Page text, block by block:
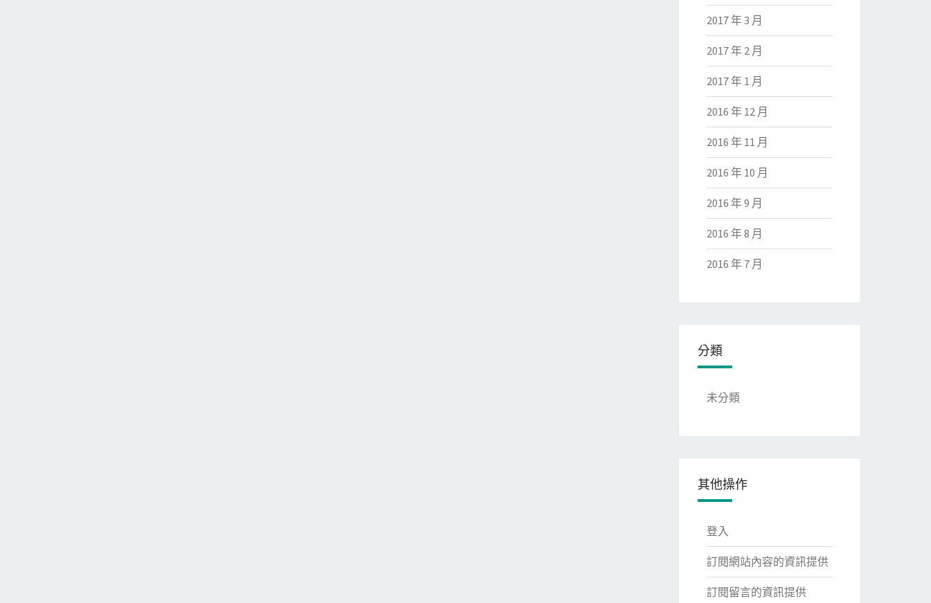
2017 年 3 月
2017 年 2 月
2017 年 1 月
2016 年 12 月
2016 年 11 月
2016 年 10 月
2016 年 9 月
2016 年 8 月
2016 年 7 月
分類
未分類
其他操作
登入
訂閱網站內容的資訊提供
訂閱留言的資訊提供